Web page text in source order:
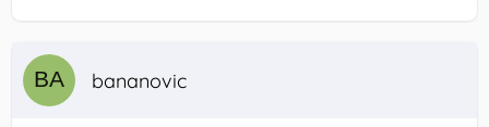
bananovic